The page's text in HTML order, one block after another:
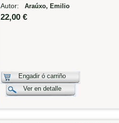
Autor: Araúxo, Emilio
22,00 €
Engadir ó carriño
Ver en detalle